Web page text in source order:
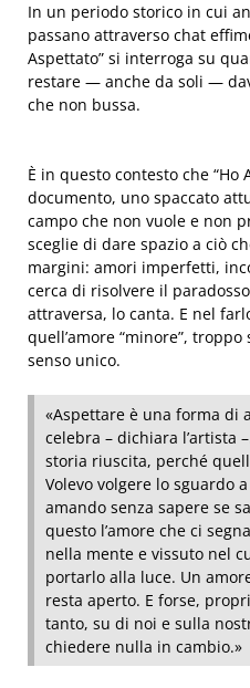
In un periodo storico in cui
passano attraverso chat
Aspettato” si interroga su
restare — anche da soli —
che non bussa.
È in questo contesto che “Ho
documento, uno spaccato
campo che non vuole e non
sceglie di dare spazio a ciò
margini: amori imperfetti,
cerca di risolvere il
attraversa, lo canta. E nel
quell’amore “minore”,
senso unico.
«Aspettare è una forma di
celebra – dichiara l’artista
storia riuscita, perché
Volevo volgere lo sguardo
amando senza sapere se
questo l’amore che ci
nella mente e vissuto nel
portarlo alla luce. Un
resta aperto. E forse,
tanto, su di noi e sulla
chiedere nulla in cambio.»